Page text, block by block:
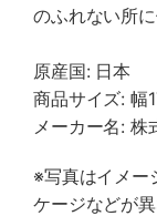
のふれない所
原産国: 日本
商品サイズ:
メーカー名: 株
※写真はイメー
ケージなどが